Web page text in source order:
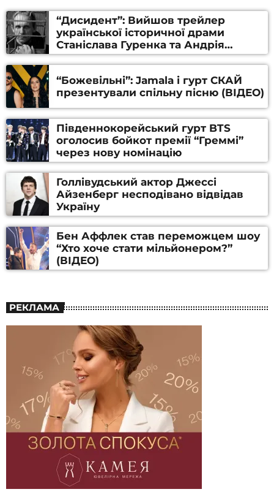
“Дисидент”: Вийшов трейлер
української історичної драми
Станіслава Гуренка та Андрія
Алфьорова (ВІДЕО)
“Божевільні”: Jamala і гурт СКАЙ
презентували спільну пісню (ВІДЕО)
Південнокорейський гурт BTS
оголосив бойкот премії “Греммі”
через нову номінацію
Голлівудський актор Джессі
Айзенберг несподівано відвідав
Україну
Бен Аффлек став переможцем шоу
“Хто хоче стати мільйонером?”
(ВІДЕО)
РЕКЛАМА